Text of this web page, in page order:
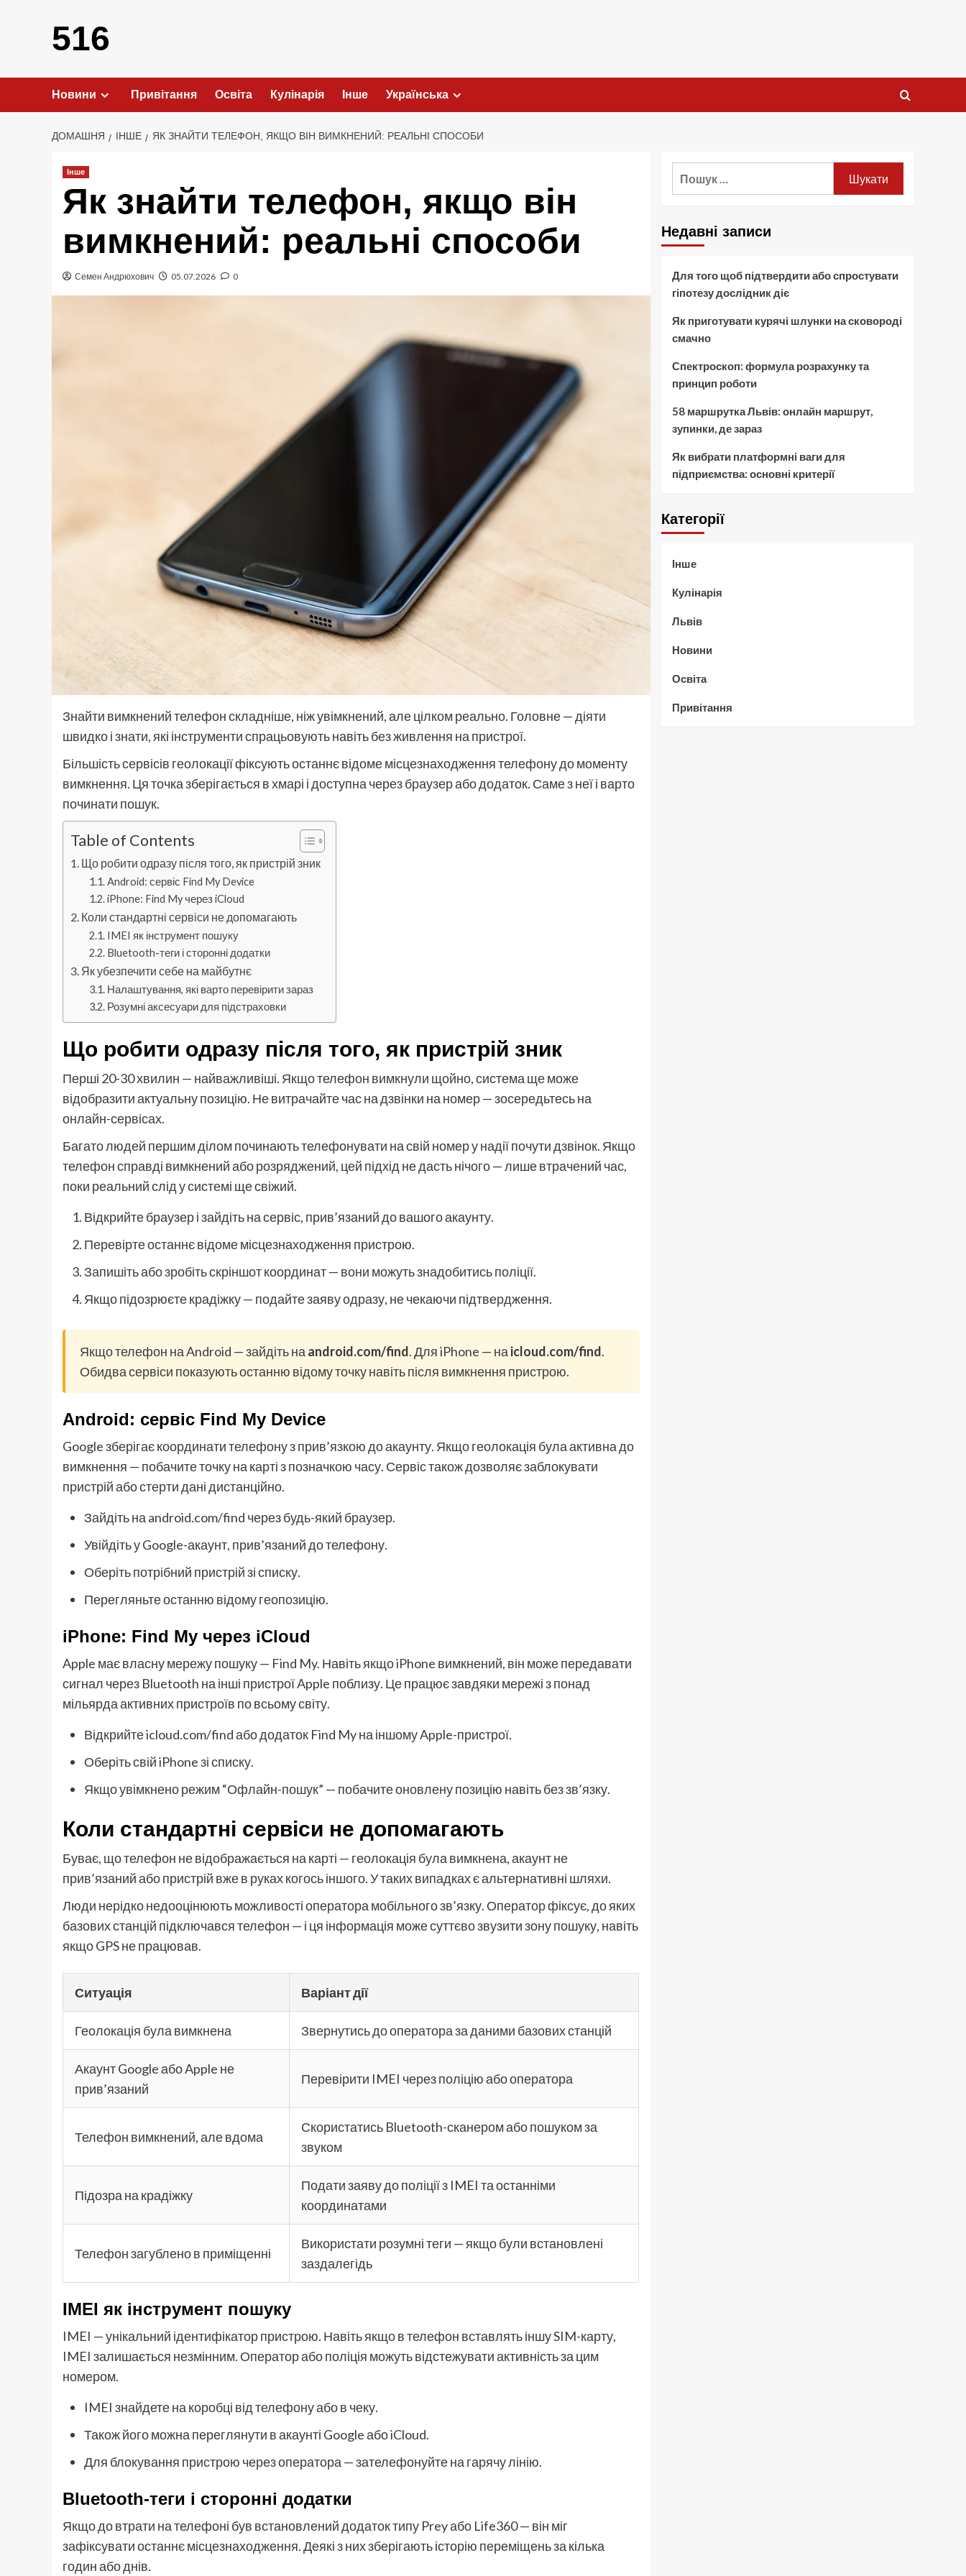
516
Новини Привітання Освіта Кулінарія Інше Українська
ДОМАШНЯ ІНШЕ ЯК ЗНАЙТИ ТЕЛЕФОН, ЯКЩО ВІН ВИМКНЕНИЙ: РЕАЛЬНІ СПОСОБИ
Інше
Як знайти телефон, якщо він
вимкнений: реальні способи
Семен Андрюхович 05.07.2026 0
Знайти вимкнений телефон складніше, ніж увімкнений, але цілком реально. Головне — діяти
швидко і знати, які інструменти спрацьовують навіть без живлення на пристрої.
Більшість сервісів геолокації фіксують останнє відоме місцезнаходження телефону до моменту
вимкнення. Ця точка зберігається в хмарі і доступна через браузер або додаток. Саме з неї і варто
починати пошук.
Table of Contents
Що робити одразу після того, як пристрій зник
Android: сервіс Find My Device
iPhone: Find My через iCloud
Коли стандартні сервіси не допомагають
IMEI як інструмент пошуку
Bluetooth-теги і сторонні додатки
Як убезпечити себе на майбутнє
Налаштування, які варто перевірити зараз
Розумні аксесуари для підстраховки
Що робити одразу після того, як пристрій зник
Перші 20-30 хвилин — найважливіші. Якщо телефон вимкнули щойно, система ще може
відобразити актуальну позицію. Не витрачайте час на дзвінки на номер — зосередьтесь на
онлайн-сервісах.
Багато людей першим ділом починають телефонувати на свій номер у надії почути дзвінок. Якщо
телефон справді вимкнений або розряджений, цей підхід не дасть нічого — лише втрачений час,
поки реальний слід у системі ще свіжий.
Відкрийте браузер і зайдіть на сервіс, прив’язаний до вашого акаунту.
Перевірте останнє відоме місцезнаходження пристрою.
Запишіть або зробіть скріншот координат — вони можуть знадобитись поліції.
Якщо підозрюєте крадіжку — подайте заяву одразу, не чекаючи підтвердження.
Якщо телефон на Android — зайдіть на android.com/find. Для iPhone — на icloud.com/find.
Обидва сервіси показують останню відому точку навіть після вимкнення пристрою.
Android: сервіс Find My Device
Google зберігає координати телефону з прив’язкою до акаунту. Якщо геолокація була активна до
вимкнення — побачите точку на карті з позначкою часу. Сервіс також дозволяє заблокувати
пристрій або стерти дані дистанційно.
Зайдіть на android.com/find через будь-який браузер.
Увійдіть у Google-акаунт, прив’язаний до телефону.
Оберіть потрібний пристрій зі списку.
Перегляньте останню відому геопозицію.
iPhone: Find My через iCloud
Apple має власну мережу пошуку — Find My. Навіть якщо iPhone вимкнений, він може передавати
сигнал через Bluetooth на інші пристрої Apple поблизу. Це працює завдяки мережі з понад
мільярда активних пристроїв по всьому світу.
Відкрийте icloud.com/find або додаток Find My на іншому Apple-пристрої.
Оберіть свій iPhone зі списку.
Якщо увімкнено режим “Офлайн-пошук” — побачите оновлену позицію навіть без зв’язку.
Коли стандартні сервіси не допомагають
Буває, що телефон не відображається на карті — геолокація була вимкнена, акаунт не
прив’язаний або пристрій вже в руках когось іншого. У таких випадках є альтернативні шляхи.
Люди нерідко недооцінюють можливості оператора мобільного зв’язку. Оператор фіксує, до яких
базових станцій підключався телефон — і ця інформація може суттєво звузити зону пошуку, навіть
якщо GPS не працював.
Ситуація Варіант дії
Геолокація була вимкнена Звернутись до оператора за даними базових станцій
Акаунт Google або Apple не
прив’язаний
Перевірити IMEI через поліцію або оператора
Телефон вимкнений, але вдома
Скористатись Bluetooth-сканером або пошуком за
звуком
Підозра на крадіжку
Подати заяву до поліції з IMEI та останніми
координатами
Телефон загублено в приміщенні
Використати розумні теги — якщо були встановлені
заздалегідь
IMEI як інструмент пошуку
IMEI — унікальний ідентифікатор пристрою. Навіть якщо в телефон вставлять іншу SIM-карту,
IMEI залишається незмінним. Оператор або поліція можуть відстежувати активність за цим
номером.
IMEI знайдете на коробці від телефону або в чеку.
Також його можна переглянути в акаунті Google або iCloud.
Для блокування пристрою через оператора — зателефонуйте на гарячу лінію.
Bluetooth-теги і сторонні додатки
Якщо до втрати на телефоні був встановлений додаток типу Prey або Life360 — він міг
зафіксувати останнє місцезнаходження. Деякі з них зберігають історію переміщень за кілька
годин або днів.
Недавні записи
Для того щоб підтвердити або спростувати
гіпотезу дослідник діє
Як приготувати курячі шлунки на сковороді
смачно
Спектроскоп: формула розрахунку та
принцип роботи
58 маршрутка Львів: онлайн маршрут,
зупинки, де зараз
Як вибрати платформні ваги для
підприємства: основні критерії
Категорії
Інше
Кулінарія
Львів
Новини
Освіта
Привітання